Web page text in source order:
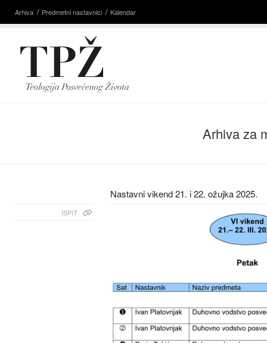
Arhiva Predmetni nastavnici Kalendar
Arhiva za
Nastavni vikend 21. i 22. ožujka 2025.
ISPIT